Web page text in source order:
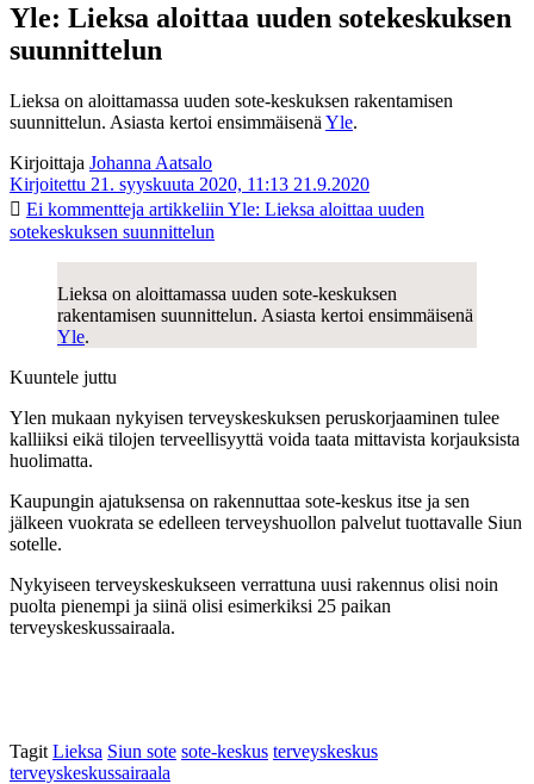
Yle: Lieksa aloittaa uuden sotekeskuksen
suunnittelun
Lieksa on aloittamassa uuden sote-keskuksen rakentamisen
suunnittelun. Asiasta kertoi ensimmäisenä Yle.
Kirjoittaja Johanna Aatsalo
Kirjoitettu 21. syyskuuta 2020, 11:13 21.9.2020
Ei kommentteja artikkeliin Yle: Lieksa aloittaa uuden
sotekeskuksen suunnittelun
Lieksa on aloittamassa uuden sote-keskuksen
rakentamisen suunnittelun. Asiasta kertoi ensimmäisenä
Yle.
Kuuntele juttu
Ylen mukaan nykyisen terveyskeskuksen peruskorjaaminen tulee
kalliiksi eikä tilojen terveellisyyttä voida taata mittavista korjauksista
huolimatta.
Kaupungin ajatuksensa on rakennuttaa sote-keskus itse ja sen
jälkeen vuokrata se edelleen terveyshuollon palvelut tuottavalle Siun
sotelle.
Nykyiseen terveyskeskukseen verrattuna uusi rakennus olisi noin
puolta pienempi ja siinä olisi esimerkiksi 25 paikan
terveyskeskussairaala.
Tagit Lieksa Siun sote sote-keskus terveyskeskus
terveyskeskussairaala